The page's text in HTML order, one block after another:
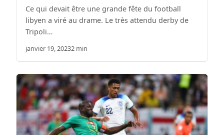
Ce qui devait être une grande fête du football
libyen a viré au drame. Le très attendu derby de
Tripoli…
janvier 19, 20232 min